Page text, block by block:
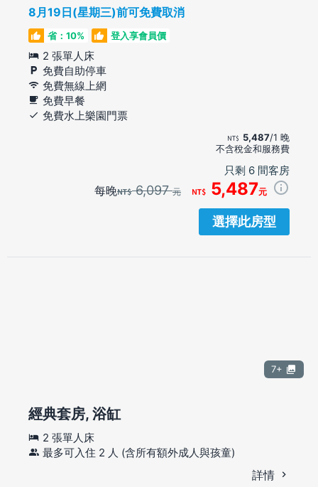
8月19日(星期三)前可免費取消
省：10% 登入享會員價
2 張單人床
免費自助停車
免費無線上網
免費早餐
免費水上樂園門票
5,487/1 晚
不含稅金和服務費
只剩 6 間客房
每晚 6,097元 5,487元
選擇此房型
7+
經典套房, 浴缸
2 張單人床
最多可入住 2 人 (含所有額外成人與孩童)
詳情